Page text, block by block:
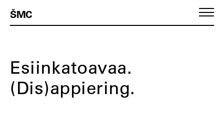
ŠMC
Esiinkatoavaa.
(Dis)appiering.